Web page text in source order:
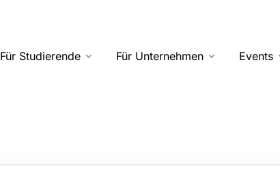
Für Studierende Für Unternehmen Events